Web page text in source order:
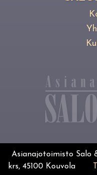
Asianajotoimisto Salo
krs, 45100 Kouvola